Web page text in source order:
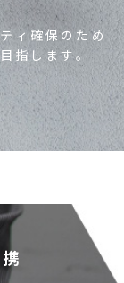
ィ確保のため
指します。